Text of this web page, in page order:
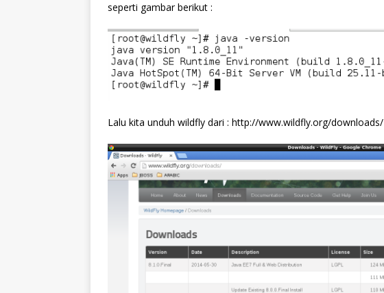
seperti gambar berikut :
Lalu kita unduh wildfly dari : http://www.wildfly.org/downloads/